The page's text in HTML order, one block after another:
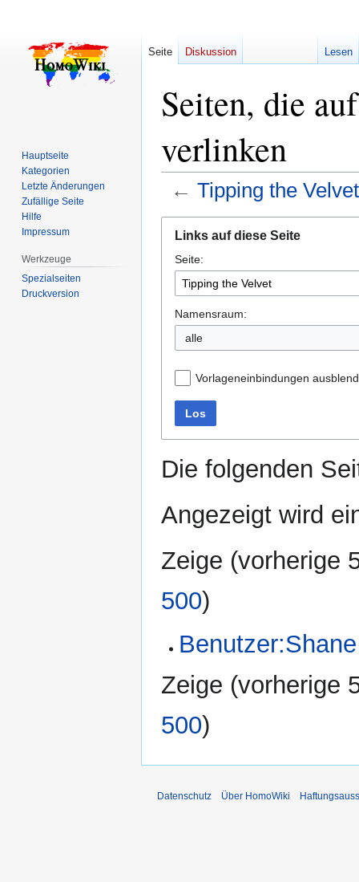
Seiten, die
verlinken
← Tipping the Velvet
Navigation
springen
Suche
springen
Links auf diese Seite
Seite:
Namensraum:
alle
Vorlageneinbindungen
Los
Die folgenden
Angezeigt wird
Zeige (vorherige
500)
Benutzer:Shane
Zeige (vorherige
500)
Seite Diskussion Lesen
Hauptseite
Kategorien
Letzte Änderungen
Zufällige Seite
Hilfe
Impressum
Werkzeuge
Spezialseiten
Druckversion
Datenschutz Über HomoWiki